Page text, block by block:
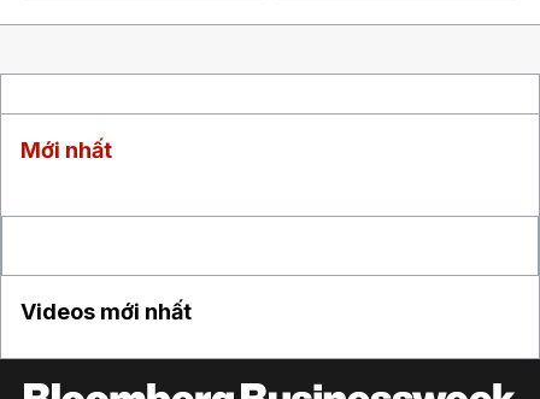
Mới nhất
Videos mới nhất